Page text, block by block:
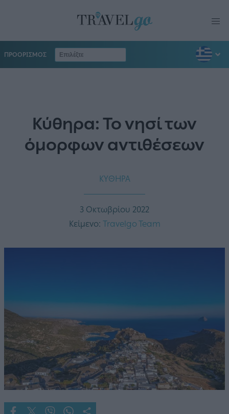
ΠΡΟΟΡΙΣΜΟΣ
Κύθηρα: Το νησί των
όμορφων αντιθέσεων
ΚΥΘΗΡΑ
3 Οκτωβρίου 2022
Κείμενο: Travelgo Team